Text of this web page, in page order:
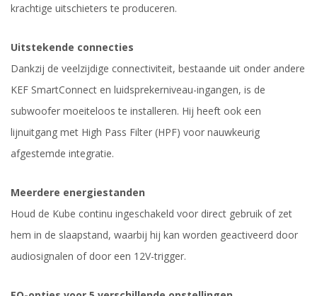
krachtige uitschieters te produceren.
Uitstekende connecties
Dankzij de veelzijdige connectiviteit, bestaande uit onder andere
KEF SmartConnect en luidsprekerniveau-ingangen, is de
subwoofer moeiteloos te installeren. Hij heeft ook een
lijnuitgang met High Pass Filter (HPF) voor nauwkeurig
afgestemde integratie.
Meerdere energiestanden
Houd de Kube continu ingeschakeld voor direct gebruik of zet
hem in de slaapstand, waarbij hij kan worden geactiveerd door
audiosignalen of door een 12V-trigger.